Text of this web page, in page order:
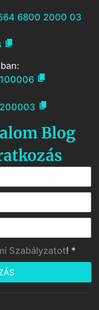
6800 2000 03



Blog
Szabályzatot! *